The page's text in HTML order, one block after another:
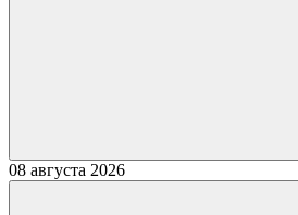
08 августа 2026